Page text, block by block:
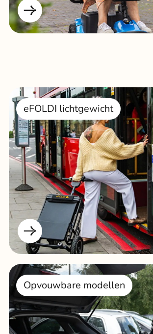
eFOLDI lichtgewicht
Opvouwbare modellen